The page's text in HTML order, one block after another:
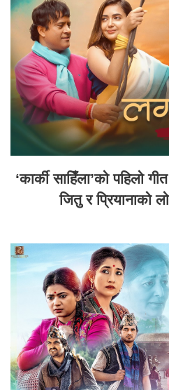
‘कार्की साहिँला’को पहिलो
जितु र प्रियानाको